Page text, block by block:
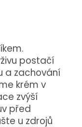
postačí
a zachování
krém v
zvýší
před
u zdrojů